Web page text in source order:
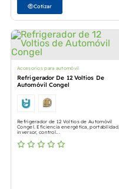
Cotizar
Accesorios para automóvil
Refrigerador De 12 Voltios De
Automóvil Congel
Refrigerador de 12 Voltios de Automóvil
Congel. Eficiencia energética, portabilidad,
inversor, control...